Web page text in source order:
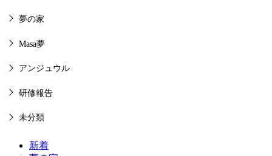
夢の家
Masa夢
アンジュウル
研修報告
未分類
新着